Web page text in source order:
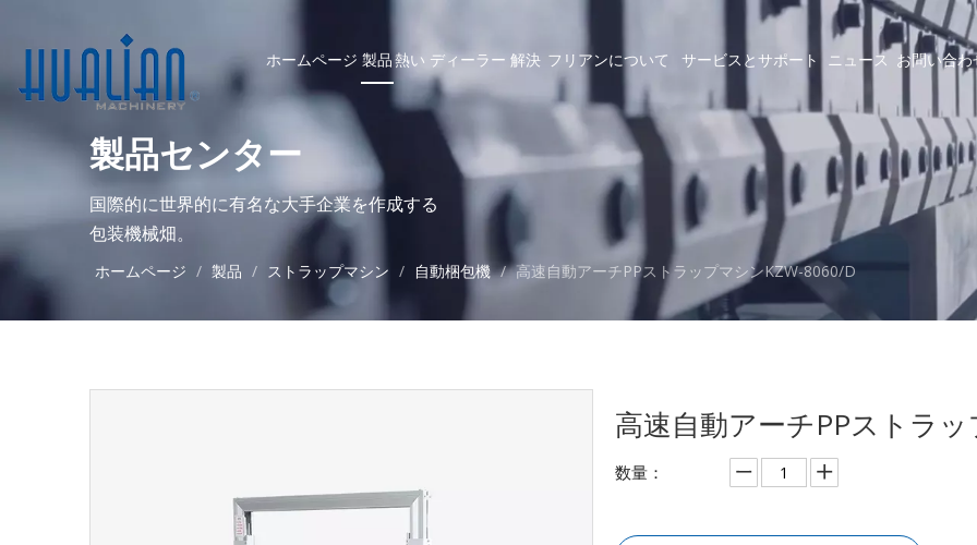
ホームページ 製品熱い ディーラー 解決 フリアンについて サービスとサポート ニュース お問い合わ
製品センター
国際的に世界的に有名な大手企業を作成する
包装機械畑。
ホームページ / 製品 / ストラップマシン / 自動梱包機 / 高速自動アーチPPストラップマシンKZW-8060/D
高速自動アーチPPストラ
数量：